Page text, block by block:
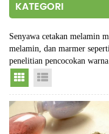
KATEGORI
Senyawa cetakan melamin
melamin, dan marmer
penelitian pencocokan warna.
Grid View